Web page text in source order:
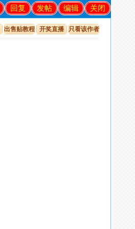
关闭
编辑
发帖
回复
出售贴教程 开奖直播 只看该作者